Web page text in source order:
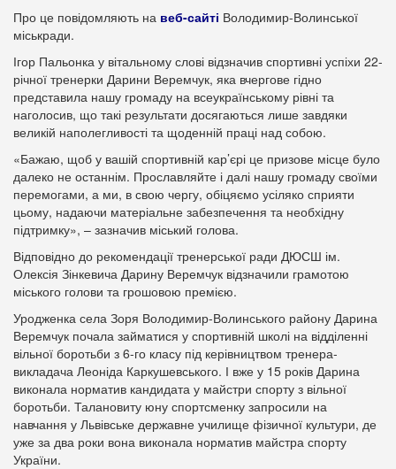
Про це повідомляють на веб-сайті Володимир-Волинської
міськради.
Ігор Пальонка у вітальному слові відзначив спортивні успіхи 22-
річної тренерки Дарини Веремчук, яка вчергове гідно
представила нашу громаду на всеукраїнському рівні та
наголосив, що такі результати досягаються лише завдяки
великій наполегливості та щоденній праці над собою.
«Бажаю, щоб у вашій спортивній кар’єрі це призове місце було
далеко не останнім. Прославляйте і далі нашу громаду своїми
перемогами, а ми, в свою чергу, обіцяємо усіляко сприяти
цьому, надаючи матеріальне забезпечення та необхідну
підтримку», – зазначив міський голова.
Відповідно до рекомендації тренерської ради ДЮСШ ім.
Олексія Зінкевича Дарину Веремчук відзначили грамотою
міського голови та грошовою премією.
Уродженка села Зоря Володимир-Волинського району Дарина
Веремчук почала займатися у спортивній школі на відділенні
вільної боротьби з 6-го класу під керівництвом тренера-
викладача Леоніда Каркушевського. І вже у 15 років Дарина
виконала норматив кандидата у майстри спорту з вільної
боротьби. Талановиту юну спортсменку запросили на
навчання у Львівське державне училище фізичної культури, де
уже за два роки вона виконала норматив майстра спорту
України.